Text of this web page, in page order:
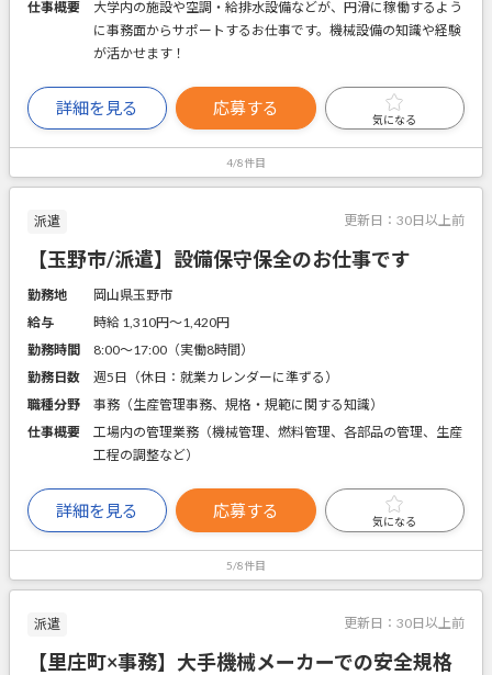
仕事概要
大学内の施設や空調・給排水設備などが、円滑に稼働するよう
に事務面からサポートするお仕事です。機械設備の知識や経験
が活かせます！
詳細を見る 応募する
気になる
4/8件目
派遣 更新日： 30日以上前
【玉野市/派遣】設備保守保全のお仕事です
勤務地
岡山県玉野市
給与
時給 1,310円〜1,420円
勤務時間
8:00～17:00（実働8時間）
勤務日数
週5日（休日：就業カレンダーに準ずる）
職種分野
事務（生産管理事務、規格・規範に関する知識）
仕事概要
工場内の管理業務（機械管理、燃料管理、各部品の管理、生産
工程の調整など）
詳細を見る 応募する
気になる
5/8件目
派遣 更新日： 30日以上前
【里庄町×事務】大手機械メーカーでの安全規格